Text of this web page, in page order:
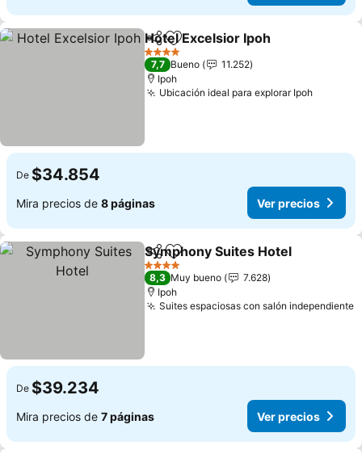
CompartirAgregar a favoritos
Hotel Excelsior Ipoh
4 Estrellas
7,7 Bueno
11.252
Ipoh
Ubicación ideal para explorar Ipoh
De $34.854
Mira precios de 8 páginas Ver precios
CompartirAgregar a favoritos
Symphony Suites Hotel
4 Estrellas
8,3 Muy bueno
7.628
Ipoh
Suites espaciosas con salón independiente
De $39.234
Mira precios de 7 páginas Ver precios